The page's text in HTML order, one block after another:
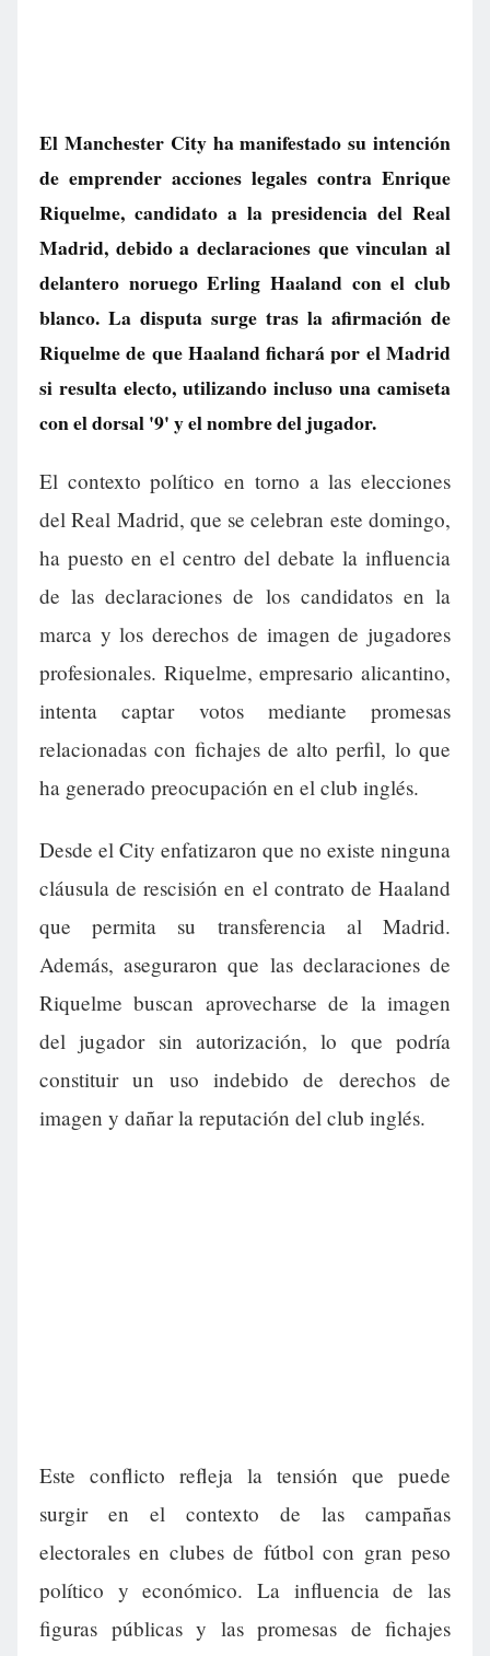
El Manchester City ha manifestado su intención
de emprender acciones legales contra Enrique
Riquelme, candidato a la presidencia del Real
Madrid, debido a declaraciones que vinculan al
delantero noruego Erling Haaland con el club
blanco. La disputa surge tras la afirmación de
Riquelme de que Haaland fichará por el Madrid
si resulta electo, utilizando incluso una camiseta
con el dorsal '9' y el nombre del jugador.
El contexto político en torno a las elecciones
del Real Madrid, que se celebran este domingo,
ha puesto en el centro del debate la influencia
de las declaraciones de los candidatos en la
marca y los derechos de imagen de jugadores
profesionales. Riquelme, empresario alicantino,
intenta captar votos mediante promesas
relacionadas con fichajes de alto perfil, lo que
ha generado preocupación en el club inglés.
Desde el City enfatizaron que no existe ninguna
cláusula de rescisión en el contrato de Haaland
que permita su transferencia al Madrid.
Además, aseguraron que las declaraciones de
Riquelme buscan aprovecharse de la imagen
del jugador sin autorización, lo que podría
constituir un uso indebido de derechos de
imagen y dañar la reputación del club inglés.
Este conflicto refleja la tensión que puede
surgir en el contexto de las campañas
electorales en clubes de fútbol con gran peso
político y económico. La influencia de las
figuras públicas y las promesas de fichajes